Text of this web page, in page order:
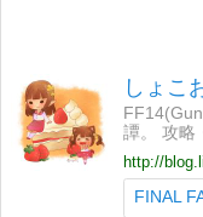
しょこ
譚。 攻略
http://
FINAL